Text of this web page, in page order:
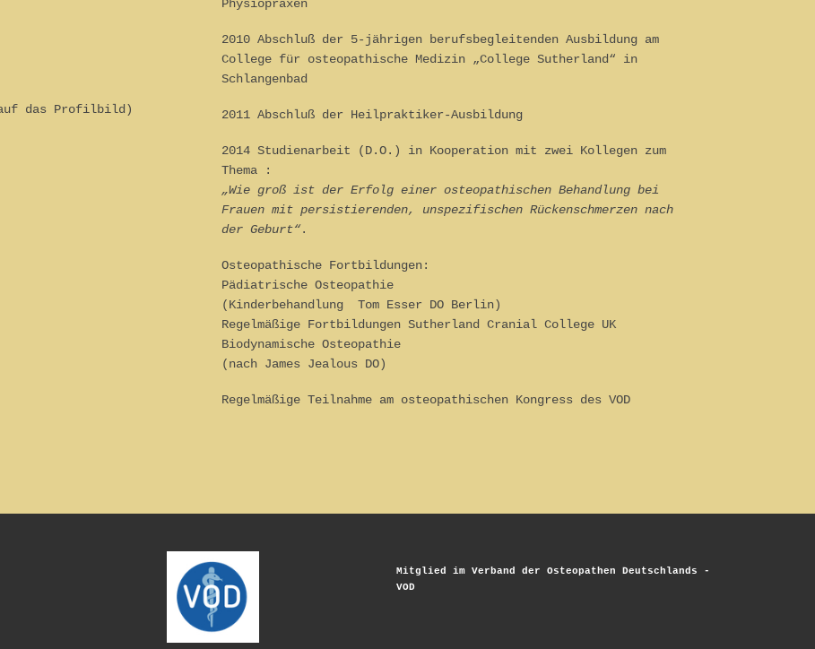
das Profilbild)
Physiopraxen
2010 Abschluß der 5-jährigen berufsbegleitenden Ausbildung am
College für osteopathische Medizin „College Sutherland“ in
Schlangenbad
2011 Abschluß der Heilpraktiker-Ausbildung
2014 Studienarbeit (D.O.) in Kooperation mit zwei Kollegen zum
Thema :
„Wie groß ist der Erfolg einer osteopathischen Behandlung bei
Frauen mit persistierenden, unspezifischen Rückenschmerzen nach
der Geburt“.
Osteopathische Fortbildungen:
Pädiatrische Osteopathie
(Kinderbehandlung Tom Esser DO Berlin)
Regelmäßige Fortbildungen Sutherland Cranial College UK
Biodynamische Osteopathie
(nach James Jealous DO)
Regelmäßige Teilnahme am osteopathischen Kongress des VOD
Mitglied im Verband der Osteopathen Deutschlands -
VOD